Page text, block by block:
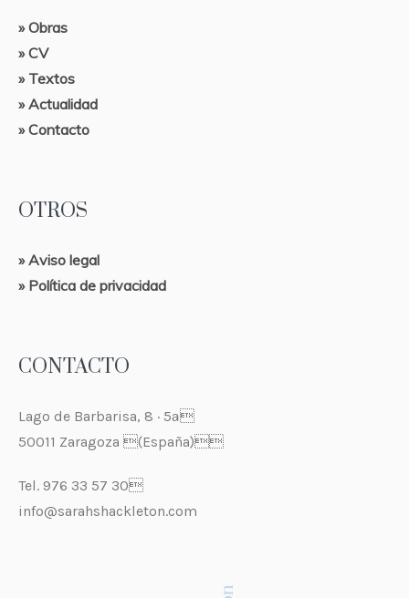
» Obras
» CV
» Textos
» Actualidad
» Contacto
OTROS
» Aviso legal
» Política de privacidad
CONTACTO
Lago de Barbarisa, 8 · 5ª
50011 Zaragoza (España)
Tel. 976 33 57 30
info@sarahshackleton.com